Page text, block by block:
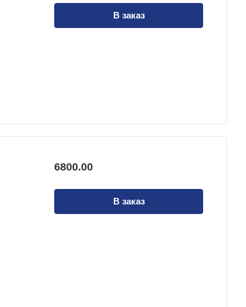
В заказ
6800.00
В заказ